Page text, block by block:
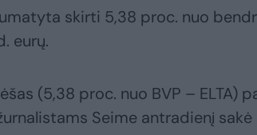
skirti 5,38 proc. nuo
eurų.
(5,38 proc. nuo BVP – ELTA)
Seime antradienį sakė